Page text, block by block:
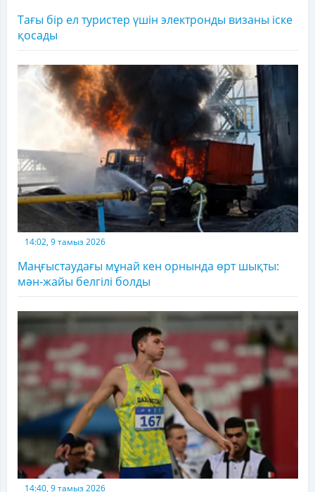
Тағы бір ел туристер үшін электронды визаны іске
қосады
14:02, 9 тамыз 2026
Маңғыстаудағы мұнай кен орнында өрт шықты:
мән-жайы белгілі болды
14:40, 9 тамыз 2026